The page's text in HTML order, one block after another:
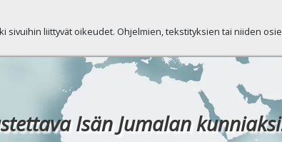
sivuihin liittyvät oikeudet. Ohjelmien, tekstityksien tai niiden
Isän Jumalan